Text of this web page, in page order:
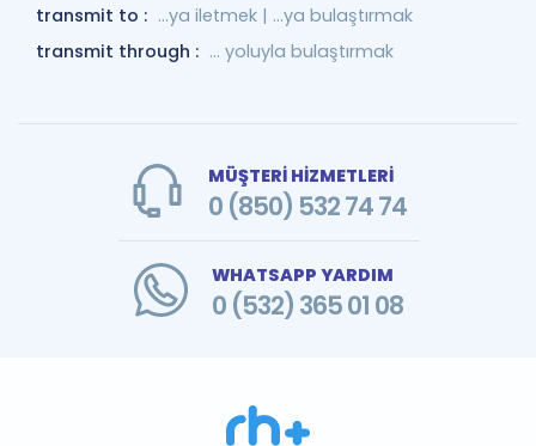
transmit to : ...ya iletmek | ...ya bulaştırmak
transmit through : ... yoluyla bulaştırmak
MÜŞTERİ HİZMETLERİ
0 (850) 532 74 74
WHATSAPP YARDIM
0 (532) 365 01 08